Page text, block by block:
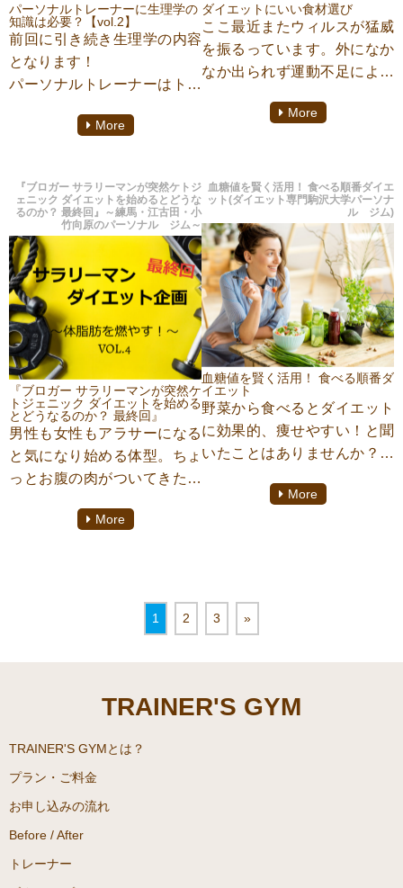
パーソナルトレーナーに生理学の
知識は必要？【vol.2】
前回に引き続き生理学の内容
となります！
パーソナルトレーナーはトレ
イエットの案内もできないと
まく体重が落ちなかったりリ
バウンドの原因となりあまり
に非効率です。そこで今回は
生理学を学んだ上でダイエッ
ト（ケトジェニックダイエッ
ト）を行うとどのように効果
的か。学んだうえで行うメリ
ットを届けいたします。
こちらの記事は、ダイエット
専門パーソナルジム
『TRAINER’S GYM(トレーナ
ーズジム)』都立大学店にてパ
ーソナルトレーニングをして
おります、池田達也がご案内
致します。
More
ダイエットにいい食材選び
ここ最近またウィルスが猛威
を振るっています。外になか
なか出られず運動不足によっ
しょうか？運動もできないと
きましょう。食べないダイエ
ットじゃなく食べても太りづ
らい食材を選びダイエットに
繋げていきましょう。今回は
食べ方や食材など簡単に解説
していきます。
More
『ブロガー サラリーマンが突然ケトジ
ェニック ダイエットを始めるとどうな
るのか？ 最終回』～練馬・江古田・小
竹向原のパーソナル ジム～
『ブロガー サラリーマンが突然ケ
トジェニック ダイエットを始める
とどうなるのか？ 最終回』
男性も女性もアラサーになる
と気になり始める体型。ちょ
っとお腹の肉がついてきたか
そこまで太っているわけでは
美恵があるサラリーマンのケ
トジェニック ダイエットにつ
More
血糖値を賢く活用！ 食べる順番ダイエ
ット(ダイエット専門駒沢大学パーソナ
ル ジム)
血糖値を賢く活用！ 食べる順番ダ
イエット
野菜から食べるとダイエット
に効果的、痩せやすい！と聞
いたことはありませんか？こ
防する為！血糖値の上昇には
っぷりと含まれるイメージが
ありますね！しかし、野菜の
げやすい食材があることをご
More
1 2 3 »
TRAINER'S GYM
TRAINER'S GYMとは？
プラン・ご料金
お申し込みの流れ
Before / After
トレーナー